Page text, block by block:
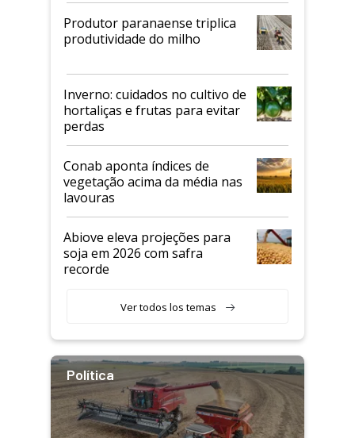
Produtor paranaense triplica
produtividade do milho
Inverno: cuidados no cultivo de
hortaliças e frutas para evitar
perdas
Conab aponta índices de
vegetação acima da média nas
lavouras
Abiove eleva projeções para
soja em 2026 com safra
recorde
Ver todos los temas
Política